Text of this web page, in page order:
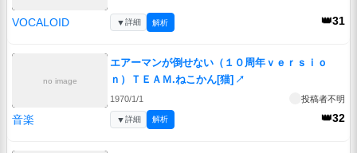
VOCALOID 👑31
▼詳細 解析
no image
エアーマンが倒せない（１０周年ｖｅｒｓｉｏ
ｎ）ＴＥＡＭ.ねこかん[猫] ↗
1970/1/1 投稿者不明
音楽 👑32
▼詳細 解析